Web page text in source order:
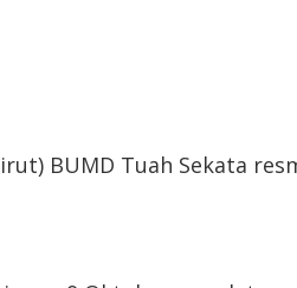
BUMD Tuah Sekata